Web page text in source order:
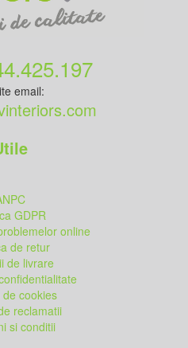
email:
GDPR
online
de retur
de livrare
de cookies
reclamatii
si conditii